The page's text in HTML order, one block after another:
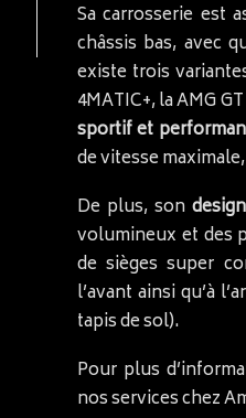
Sa carrosserie est
châssis bas, avec
existe trois
4MATIC+, la AMG
sportif et
de vitesse
De plus, son design
volumineux et des
de sièges super
l’avant ainsi qu’à
tapis de sol).
Pour plus
nos services chez